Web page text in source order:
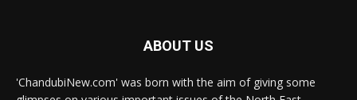
ABOUT US
'ChandubiNew.com' was born with the aim of giving some